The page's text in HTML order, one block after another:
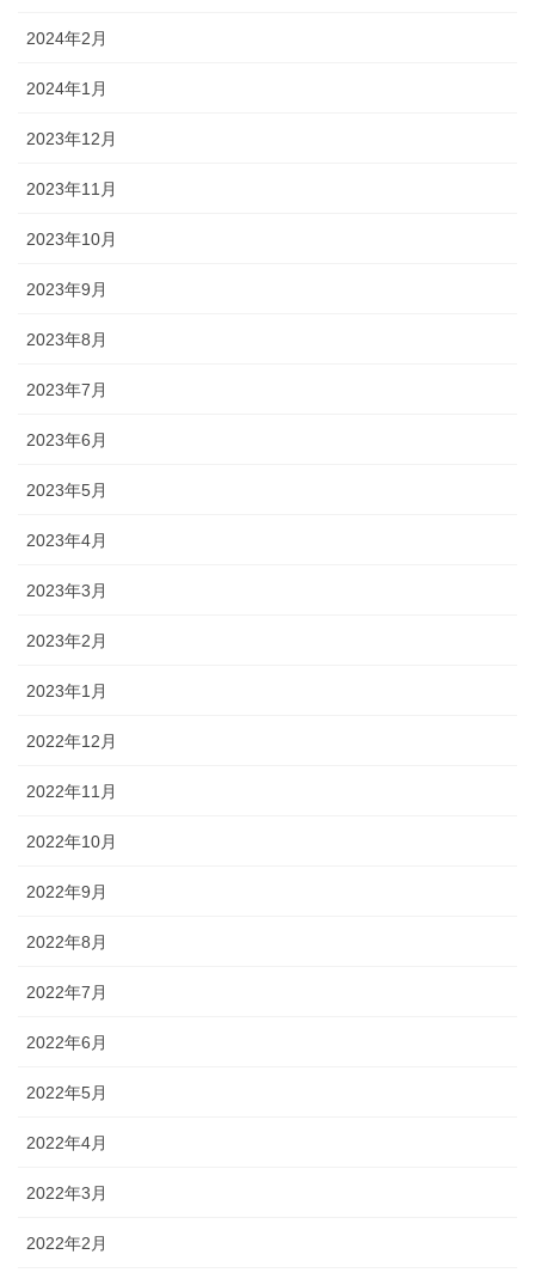
2024年2月
2024年1月
2023年12月
2023年11月
2023年10月
2023年9月
2023年8月
2023年7月
2023年6月
2023年5月
2023年4月
2023年3月
2023年2月
2023年1月
2022年12月
2022年11月
2022年10月
2022年9月
2022年8月
2022年7月
2022年6月
2022年5月
2022年4月
2022年3月
2022年2月